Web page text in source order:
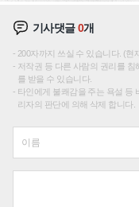
기사댓글0개
200자까지 쓰실 수 있습니다. (현
저작권 등 다른 사람의 권리를
를 받을 수 있습니다.
타인에게 불쾌감을 주는 욕설 등
리자의 판단에 의해 삭제 합니다.